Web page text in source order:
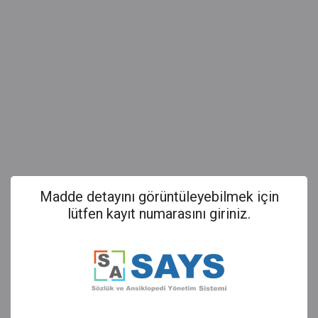
Madde detayını görüntüleyebilmek için
lütfen kayıt numarasını giriniz.